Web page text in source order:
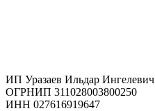
ИП Уразаев Ильдар Ингелевич
ОГРНИП 311028003800250
ИНН 027616919647